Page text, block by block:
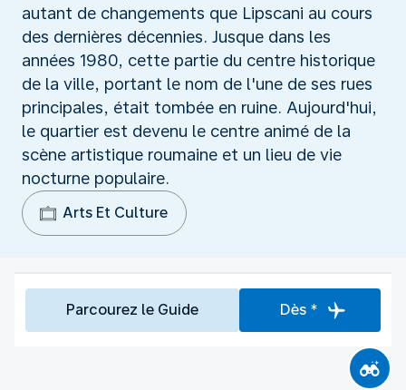
autant de changements que Lipscani au cours
des dernières décennies. Jusque dans les
années 1980, cette partie du centre historique
de la ville, portant le nom de l'une de ses rues
principales, était tombée en ruine. Aujourd'hui,
le quartier est devenu le centre animé de la
scène artistique roumaine et un lieu de vie
nocturne populaire.
Arts Et Culture
Parcourez le Guide Dès *